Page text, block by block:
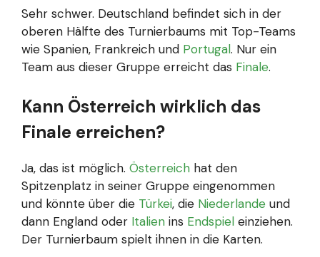
Sehr schwer. Deutschland befindet sich in der
oberen Hälfte des Turnierbaums mit Top-Teams
wie Spanien, Frankreich und Portugal. Nur ein
Team aus dieser Gruppe erreicht das Finale.
Kann Österreich wirklich das
Finale erreichen?
Ja, das ist möglich. Österreich hat den
Spitzenplatz in seiner Gruppe eingenommen
und könnte über die Türkei, die Niederlande und
dann England oder Italien ins Endspiel einziehen.
Der Turnierbaum spielt ihnen in die Karten.